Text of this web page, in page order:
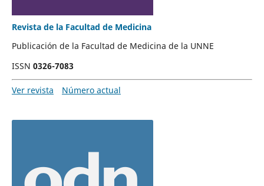
Revista de la Facultad de Medicina
Publicación de la Facultad de Medicina de la UNNE
ISSN 0326-7083
Ver revista Número actual